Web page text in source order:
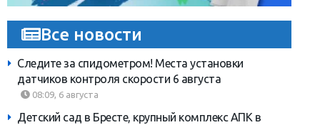
Все новости
Следите за спидометром! Места установки
датчиков контроля скорости 6 августа
08:09, 6 августа
Детский сад в Бресте, крупный комплекс АПК в